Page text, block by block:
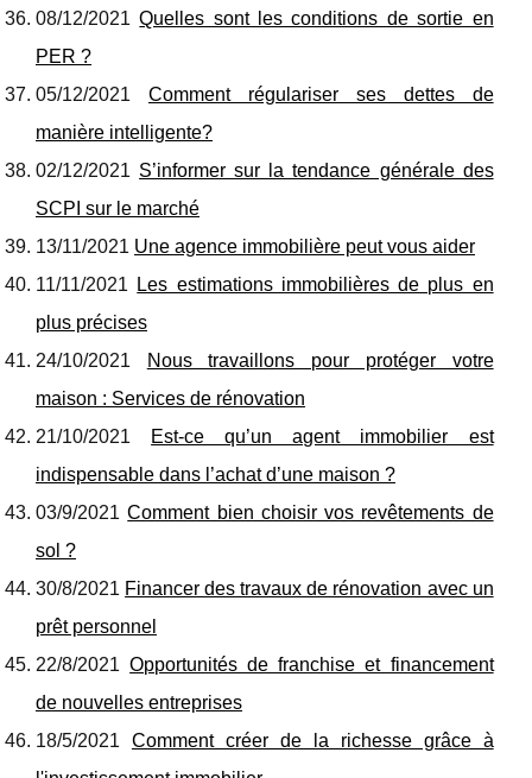
08/12/2021Quelles sont les conditions de sortie en
PER ?
05/12/2021 Comment régulariser ses dettes de
manière intelligente?
02/12/2021 S’informer sur la tendance générale des
SCPI sur le marché
13/11/2021 Une agence immobilière peut vous aider
11/11/2021
Les estimations immobilières de plus en
plus précises
24/10/2021
Nous travaillons pour protéger votre
maison : Services de rénovation
21/10/2021
Est-ce qu’un agent immobilier est
indispensable dans l’achat d’une maison ?
03/9/2021Comment bien choisir vos revêtements de
sol ?
30/8/2021 Financer des travaux de rénovation avec un
prêt personnel
22/8/2021Opportunités de franchise et financement
de nouvelles entreprises
18/5/2021 Comment créer de la richesse grâce à